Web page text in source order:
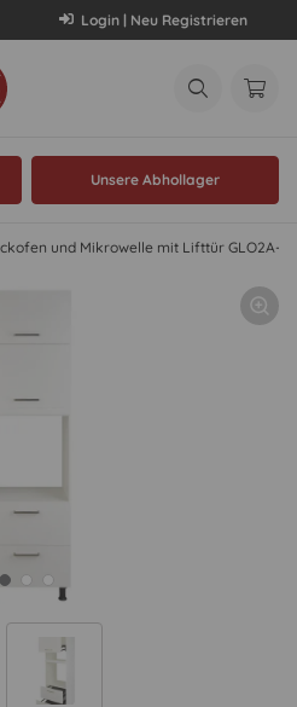
Login | Neu Registrieren
Unsere Abhollager
und Mikrowelle mit Lifttür GLO2A-1